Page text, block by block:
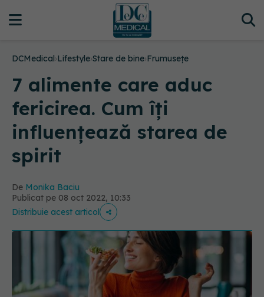
DCMedical›Lifestyle›Stare de bine›Frumusețe
7 alimente care aduc
fericirea. Cum îți
influențează starea de
spirit
De Monika Baciu
Publicat pe 08 oct 2022, 10:33
Distribuie acest articol